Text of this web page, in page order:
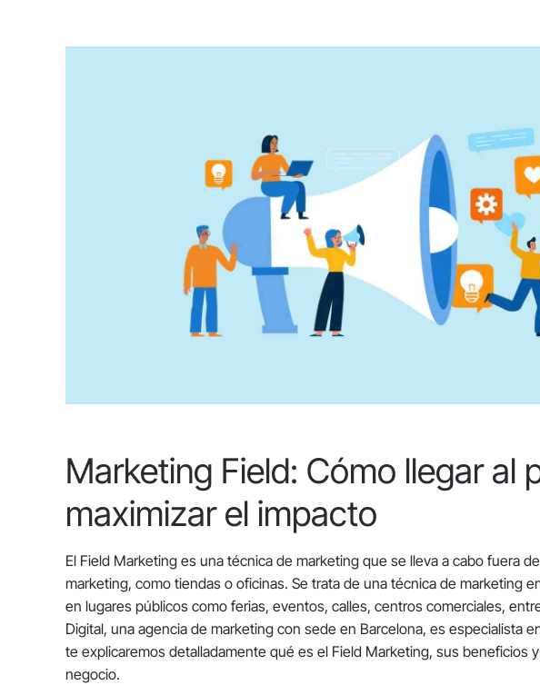
Marketing Field: Cómo llegar al
maximizar el impacto
El Field Marketing es una técnica de marketing que se lleva a cabo fuera
marketing, como tiendas o oficinas. Se trata de una técnica de marketing
en lugares públicos como ferias, eventos, calles, centros comerciales,
Digital, una agencia de marketing con sede en Barcelona, es especialista
te explicaremos detalladamente qué es el Field Marketing, sus beneficios
negocio.